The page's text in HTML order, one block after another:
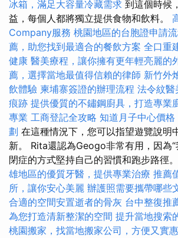
冰箱，滿足大容量冷藏需求 到這個時候
益，每個人都將獨立提供食物和飲料。
Company服務 桃園地區的台胞證申請
薦，助您找到最適合的餐飲方案 全口重
健康 醫美療程，讓你擁有更年輕亮麗的
薦，選擇當地最值得信賴的律師 新竹外
飲體驗 柬埔寨簽證的辦理流程 法令紋醫
痕跡 提供優質的不鏽鋼廚具，打造專業
專業 工商登記全攻略 知道月子中心價
劃 在這種情況下，您可以指望遊覽說明
新。 Rita還認為Geogo非常有用，因為
閉症的方式堅持自己的習慣和跑步路徑。
雄地區的優質牙醫，提供專業治療 推薦
所，讓你安心美麗 辦護照需要攜帶哪些
合適的空間安置逝者的骨灰 台中整復推
為您打造清新整潔的空間 提升當地搜索
桃園搬家，找當地搬家公司，方便又實惠